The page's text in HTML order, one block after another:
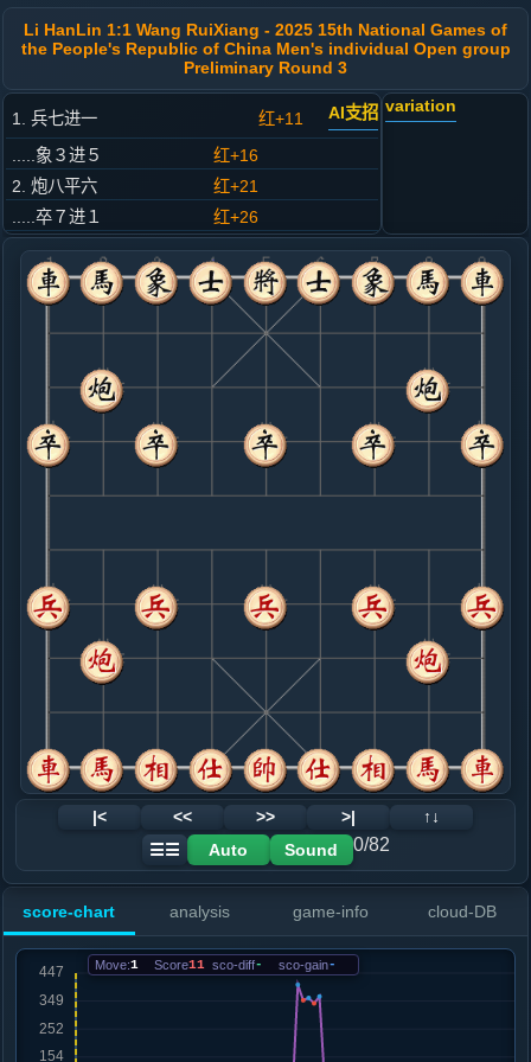
Li HanLin 1:1 Wang RuiXiang - 2025 15th National Games of
the People's Republic of China Men's individual Open group
Preliminary Round 3
1. 兵七进一 红+11 AI支招
.....象３进５
红+16
2. 炮八平六
红+21
.....卒７进１
红+26
3. 马八进七
红+17
.....马２进３
红+15
4. 车九平八
红+20
.....车１平２
红+16
5. 马二进三
红+8
.....马８进７
6. 车一进一
红+18
马七进六
.....车９进１
红+20
砲２进４
7. 车八进六
红+14
车一平四
8. 相三进五
红+16
.....砲８进１
红+13
9. 车八退二
红+27
.....砲８进１
10. 兵三进一
红+32
马七进六
.....卒７进１
红+27
红+27
.....卒３进１
红+16
12. 兵七进一
红+27
红+17
13. 相三退五
红+20
车八平七
马七进六
.....车６进３
红+24
马３进２
15. 车一平三
炮二平四
.....马３进２
16. 车八平七
variation
|< << >> >|
↑↓
☰☰
Auto Sound 0/82
score-chart analysis game-info cloud-DB
Move:1 Score11 sco-diff- sco-gain-